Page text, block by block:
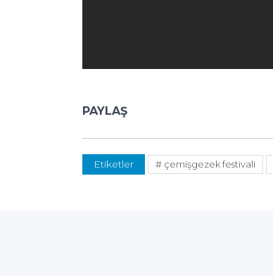
PAYLAŞ
Etiketler # çemişgezek festivali